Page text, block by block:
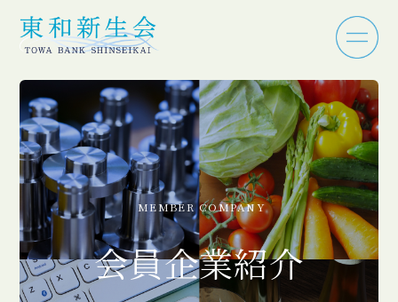
MEMBER COMPANY
会員企業紹介